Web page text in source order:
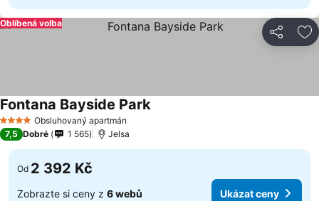
Sdílet
Oblíbená volba
4 Počet hvězdiček
Obsluhovaný apartmán
Fontana Bayside ParkUkázat ceny
7,5 Dobré 1 565 Jelsa
Od 2 392 Kč
Zobrazte si ceny z 6 webů Ukázat ceny